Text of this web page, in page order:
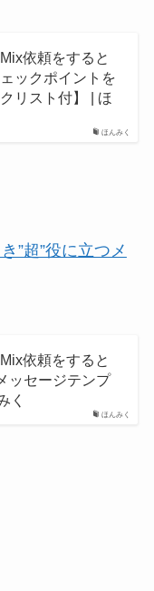
ほんみく
依頼をすると
ックポイントを
リスト付】 | ほ
”超”役に立つメ
ほんみく
依頼をすると
ッセージテンプ
く